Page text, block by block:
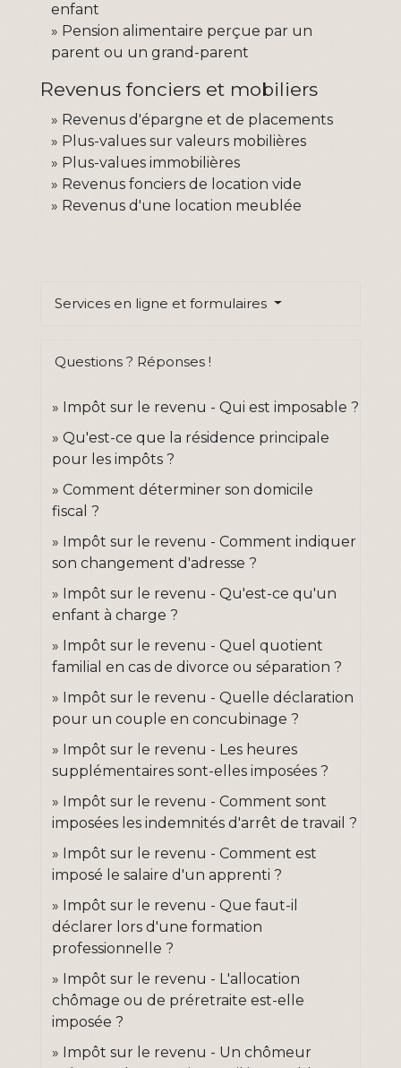
enfant
Pension alimentaire perçue par un
parent ou un grand-parent
Revenus fonciers et mobiliers
Revenus d'épargne et de placements
Plus-values sur valeurs mobilières
Plus-values immobilières
Revenus fonciers de location vide
Revenus d'une location meublée
Services en ligne et formulaires
Questions ? Réponses !
Impôt sur le revenu - Qui est imposable ?
Qu'est-ce que la résidence principale
pour les impôts ?
Comment déterminer son domicile
fiscal ?
Impôt sur le revenu - Comment indiquer
son changement d'adresse ?
Impôt sur le revenu - Qu'est-ce qu'un
enfant à charge ?
Impôt sur le revenu - Quel quotient
familial en cas de divorce ou séparation ?
Impôt sur le revenu - Quelle déclaration
pour un couple en concubinage ?
Impôt sur le revenu - Les heures
supplémentaires sont-elles imposées ?
Impôt sur le revenu - Comment sont
imposées les indemnités d'arrêt de travail ?
Impôt sur le revenu - Comment est
imposé le salaire d'un apprenti ?
Impôt sur le revenu - Que faut-il
déclarer lors d'une formation
professionnelle ?
Impôt sur le revenu - L'allocation
chômage ou de préretraite est-elle
imposée ?
Impôt sur le revenu - Un chômeur